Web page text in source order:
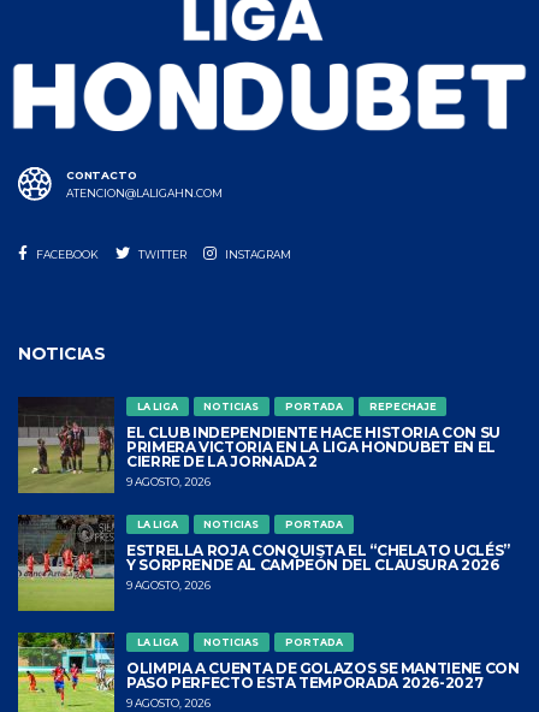
CONTACTO
ATENCION@LALIGAHN.COM
FACEBOOK TWITTER INSTAGRAM
NOTICIAS
LA LIGA NOTICIAS PORTADA REPECHAJE
EL CLUB INDEPENDIENTE HACE HISTORIA CON SU
PRIMERA VICTORIA EN LA LIGA HONDUBET EN EL
CIERRE DE LA JORNADA 2
9 AGOSTO, 2026
LA LIGA NOTICIAS PORTADA
ESTRELLA ROJA CONQUISTA EL “CHELATO UCLÉS”
Y SORPRENDE AL CAMPEÓN DEL CLAUSURA 2026
9 AGOSTO, 2026
LA LIGA NOTICIAS PORTADA
OLIMPIA A CUENTA DE GOLAZOS SE MANTIENE CON
PASO PERFECTO ESTA TEMPORADA 2026-2027
9 AGOSTO, 2026